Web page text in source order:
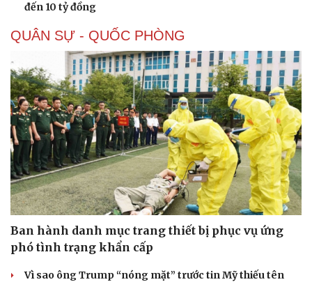
đến 10 tỷ đồng
QUÂN SỰ - QUỐC PHÒNG
Ban hành danh mục trang thiết bị phục vụ ứng
phó tình trạng khẩn cấp
Vì sao ông Trump “nóng mặt” trước tin Mỹ thiếu tên